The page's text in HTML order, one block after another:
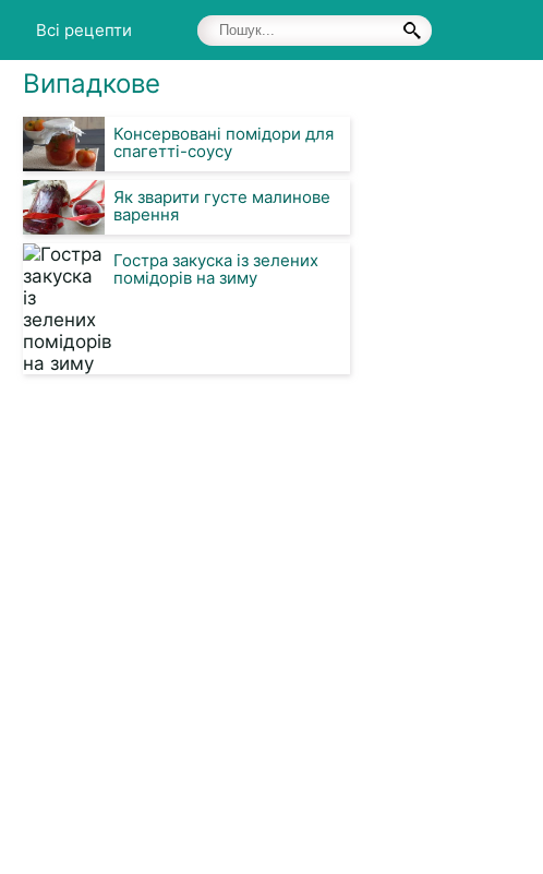
Всі рецепти
Випадкове
Консервовані помідори для
спагетті-соусу
Як зварити густе малинове
варення
Гостра закуска із зелених
помідорів на зиму